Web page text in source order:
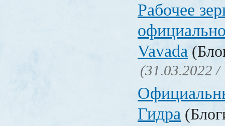
Рабочее
Vavada
(31.03.2022 /
Гидра